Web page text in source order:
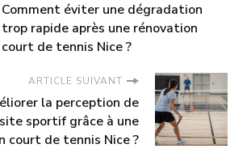
Comment éviter une dégradation
trop rapide après une rénovation
court de tennis Nice ?
ARTICLE SUIVANT
la perception de
sportif grâce à une
court de tennis Nice ?